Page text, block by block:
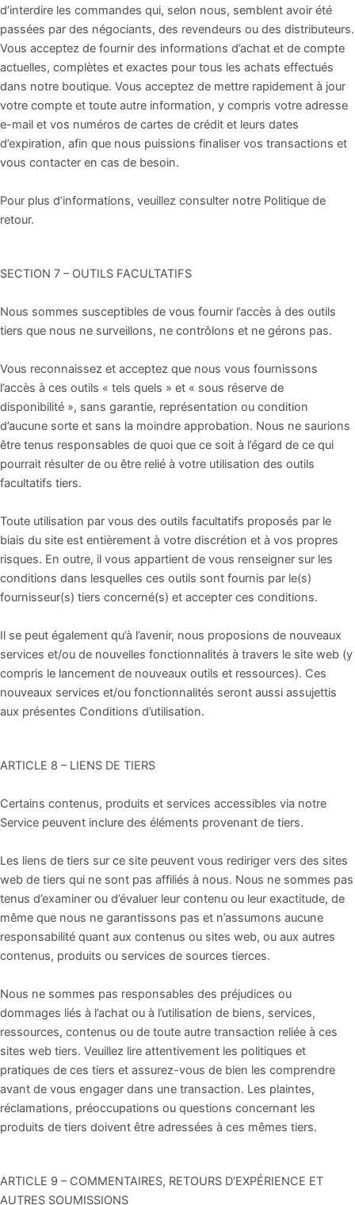
d’interdire les commandes qui, selon nous, semblent avoir été
passées par des négociants, des revendeurs ou des distributeurs.
Vous acceptez de fournir des informations d’achat et de compte
actuelles, complètes et exactes pour tous les achats effectués
dans notre boutique. Vous acceptez de mettre rapidement à jour
votre compte et toute autre information, y compris votre adresse
e-mail et vos numéros de cartes de crédit et leurs dates
d’expiration, afin que nous puissions finaliser vos transactions et
vous contacter en cas de besoin.
Pour plus d’informations, veuillez consulter notre Politique de
retour.
SECTION 7 – OUTILS FACULTATIFS
Nous sommes susceptibles de vous fournir l’accès à des outils
tiers que nous ne surveillons, ne contrôlons et ne gérons pas.
Vous reconnaissez et acceptez que nous vous fournissons
l’accès à ces outils « tels quels » et « sous réserve de
disponibilité », sans garantie, représentation ou condition
d’aucune sorte et sans la moindre approbation. Nous ne saurions
être tenus responsables de quoi que ce soit à l’égard de ce qui
pourrait résulter de ou être relié à votre utilisation des outils
facultatifs tiers.
Toute utilisation par vous des outils facultatifs proposés par le
biais du site est entièrement à votre discrétion et à vos propres
risques. En outre, il vous appartient de vous renseigner sur les
conditions dans lesquelles ces outils sont fournis par le(s)
fournisseur(s) tiers concerné(s) et accepter ces conditions.
Il se peut également qu’à l’avenir, nous proposions de nouveaux
services et/ou de nouvelles fonctionnalités à travers le site web (y
compris le lancement de nouveaux outils et ressources). Ces
nouveaux services et/ou fonctionnalités seront aussi assujettis
aux présentes Conditions d’utilisation.
ARTICLE 8 – LIENS DE TIERS
Certains contenus, produits et services accessibles via notre
Service peuvent inclure des éléments provenant de tiers.
Les liens de tiers sur ce site peuvent vous rediriger vers des sites
web de tiers qui ne sont pas affiliés à nous. Nous ne sommes pas
tenus d’examiner ou d’évaluer leur contenu ou leur exactitude, de
même que nous ne garantissons pas et n’assumons aucune
responsabilité quant aux contenus ou sites web, ou aux autres
contenus, produits ou services de sources tierces.
Nous ne sommes pas responsables des préjudices ou
dommages liés à l’achat ou à l’utilisation de biens, services,
ressources, contenus ou de toute autre transaction reliée à ces
sites web tiers. Veuillez lire attentivement les politiques et
pratiques de ces tiers et assurez-vous de bien les comprendre
avant de vous engager dans une transaction. Les plaintes,
réclamations, préoccupations ou questions concernant les
produits de tiers doivent être adressées à ces mêmes tiers.
ARTICLE 9 – COMMENTAIRES, RETOURS D’EXPÉRIENCE ET
AUTRES SOUMISSIONS